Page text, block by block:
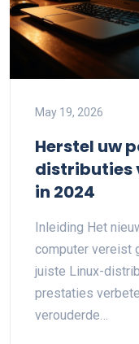
May 19, 2026
Herstel uw
distributies
in 2024
Inleiding Het
computer vereist
juiste Linux-
prestaties
verouderde…